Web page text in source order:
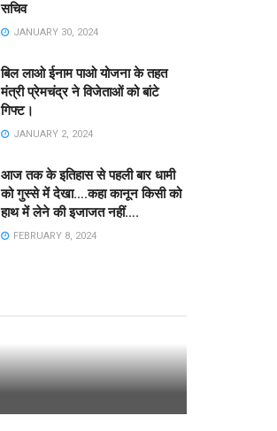
सचिव
JANUARY 30, 2024
बिल लाओ ईनाम पाओ योजना के तहत
मंत्री प्रेमचंद्र ने विजेताओं को बांटे
गिफ्ट।
JANUARY 2, 2024
आज तक के इतिहास से पहली बार धामी
को गुस्से में देखा….कहा कानून किसी को
हाथ में लेने की इजाजत नहीं….
FEBRUARY 8, 2024